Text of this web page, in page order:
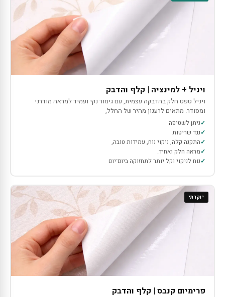
ויניל + למינציה | קלף והדבק
ויניל טפט חלק בהדבקה עצמית, עם גימור נקי ועמיד למראה מודרני
ומסודר. מתאים לרענון מהיר של החלל,
ניתן לשטיפה
נגד שריטות
התקנה קלה, ניקוי נוח, עמידות טובה,
מראה חלק ואחיד.
נוח לניקוי וקל יותר לתחזוקה ביום־יום
יוקרתי
פרימיום קנבס | קלף והדבק